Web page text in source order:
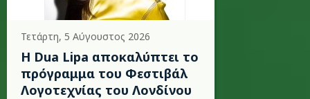
Τετάρτη, 5 Αύγουστος 2026
Η Dua Lipa αποκαλύπτει το
πρόγραμμα του Φεστιβάλ
Λογοτεχνίας του Λονδίνου